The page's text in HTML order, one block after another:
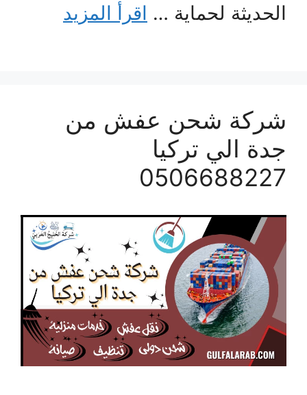
الحديثة لحماية … اقرأ المزيد
شركة شحن عفش من
جدة الي تركيا
0506688227